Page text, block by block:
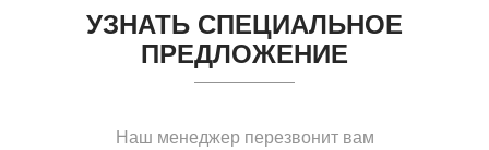
УЗНАТЬ СПЕЦИАЛЬНОЕ
ПРЕДЛОЖЕНИЕ
Наш менеджер перезвонит вам